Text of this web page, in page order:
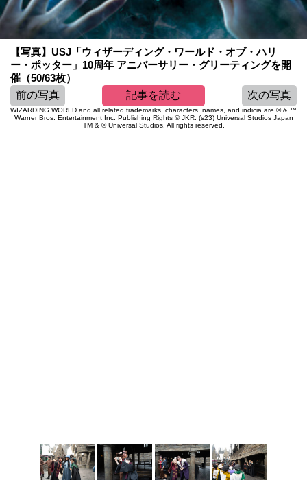
【写真】USJ「ウィザーディング・ワールド・オブ・ハリ
ー・ポッター」10周年 アニバーサリー・グリーティングを開
催（50/63枚）
前の写真
記事を読む 次の写真
WIZARDING WORLD and all related trademarks, characters, names, and indicia are © & ™
Warner Bros. Entertainment Inc. Publishing Rights © JKR. (s23) Universal Studios Japan
TM & © Universal Studios. All rights reserved.